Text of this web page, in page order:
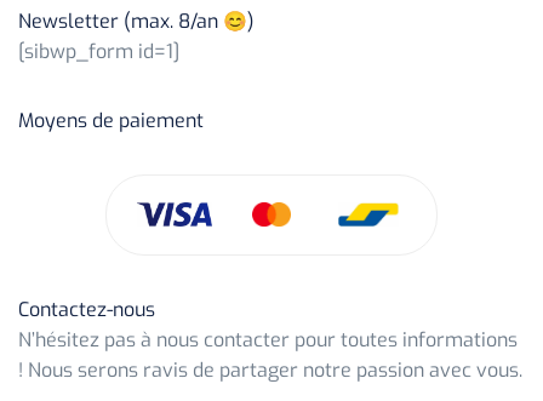
Newsletter (max. 8/an 😊)
[sibwp_form id=1]
Moyens de paiement
Contactez-nous
N’hésitez pas à nous contacter pour toutes informations
! Nous serons ravis de partager notre passion avec vous.